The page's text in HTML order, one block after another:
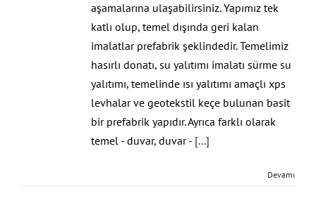
aşamalarına ulaşabilirsiniz. Yapımız tek
katlı olup, temel dışında geri kalan
imalatlar prefabrik şeklindedir. Temelimiz
hasırlı donatı, su yalıtımı imalatı sürme su
yalıtımı, temelinde ısı yalıtımı amaçlı xps
levhalar ve geotekstil keçe bulunan basit
bir prefabrik yapıdır. Ayrıca farklı olarak
temel - duvar, duvar - [...]
Devamı